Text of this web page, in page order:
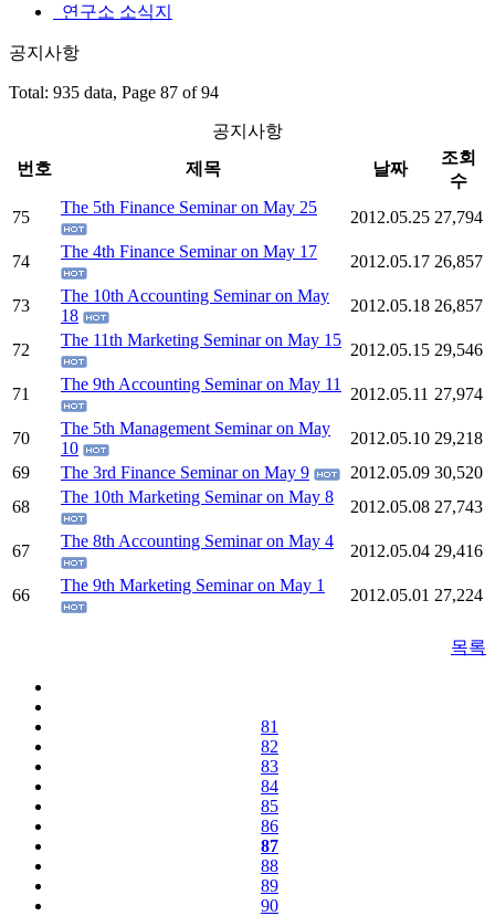
연구소 소식지
공지사항
Total: 935 data, Page 87 of 94
공지사항
번호
제목 날짜
조회
수
75
The 5th Finance Seminar on May 25
2012.05.25 27,794
74
The 4th Finance Seminar on May 17
2012.05.17 26,857
73
The 10th Accounting Seminar on May
18
2012.05.18 26,857
72
The 11th Marketing Seminar on May 15
2012.05.15 29,546
71
The 9th Accounting Seminar on May 11
2012.05.11 27,974
70
The 5th Management Seminar on May
10
2012.05.10 29,218
69
The 3rd Finance Seminar on May 9 2012.05.09 30,520
68
The 10th Marketing Seminar on May 8
2012.05.08 27,743
67
The 8th Accounting Seminar on May 4
2012.05.04 29,416
66
The 9th Marketing Seminar on May 1
2012.05.01 27,224
목록
81
82
83
84
85
86
87
88
89
90